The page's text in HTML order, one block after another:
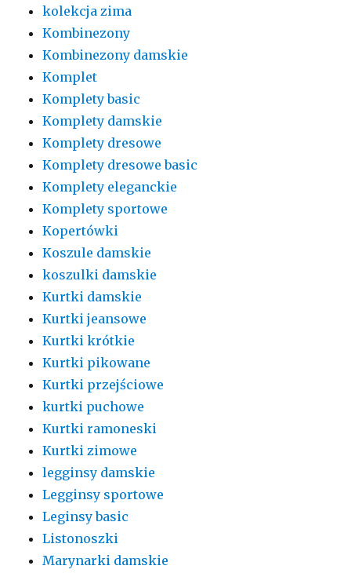
kolekcja zima
Kombinezony
Kombinezony damskie
Komplet
Komplety basic
Komplety damskie
Komplety dresowe
Komplety dresowe basic
Komplety eleganckie
Komplety sportowe
Kopertówki
Koszule damskie
koszulki damskie
Kurtki damskie
Kurtki jeansowe
Kurtki krótkie
Kurtki pikowane
Kurtki przejściowe
kurtki puchowe
Kurtki ramoneski
Kurtki zimowe
legginsy damskie
Legginsy sportowe
Leginsy basic
Listonoszki
Marynarki damskie